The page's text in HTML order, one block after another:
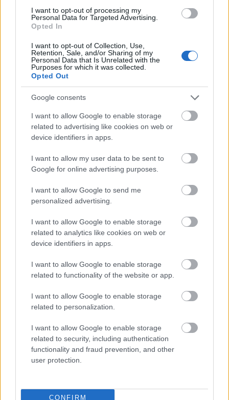
I want to opt-out of processing my
Personal Data for Targeted Advertising.
Opted In
I want to opt-out of Collection, Use,
Retention, Sale, and/or Sharing of my
Personal Data that Is Unrelated with the
Purposes for which it was collected.
Opted Out
Google consents
I want to allow Google to enable storage
related to advertising like cookies on web or
device identifiers in apps.
I want to allow my user data to be sent to
Google for online advertising purposes.
I want to allow Google to send me
personalized advertising.
I want to allow Google to enable storage
related to analytics like cookies on web or
device identifiers in apps.
I want to allow Google to enable storage
related to functionality of the website or app.
I want to allow Google to enable storage
related to personalization.
I want to allow Google to enable storage
related to security, including authentication
functionality and fraud prevention, and other
user protection.
CONFIRM
— Cynthia (@cynthiaruth95)
March 15,
2022
makes a tik tok only to use the blue
#Twilightfilter they have on it to be
w/ Bella!
— Sav ☁️ (@peepkn)
Αν λοιπόν η ζωή σας ήταν σειρά, ποια σειρά θα
ήταν; Δοκιμάστε το φίλτρο και δείτε μόνοι σας.
ΔΙΑΒΑΖΟΝΤΑΙ ΤΩΡΑ
Οι μαμάκηδες του ζωδιακού: Αυτά τα ζώδια είναι
συνήθως κολλημένα στη μαμά τους
Τα 6 σημεία του σπιτιού που δεν χρειάζεται να
καθαρίζεις κάθε εβδομάδα
που ντύνεσαι